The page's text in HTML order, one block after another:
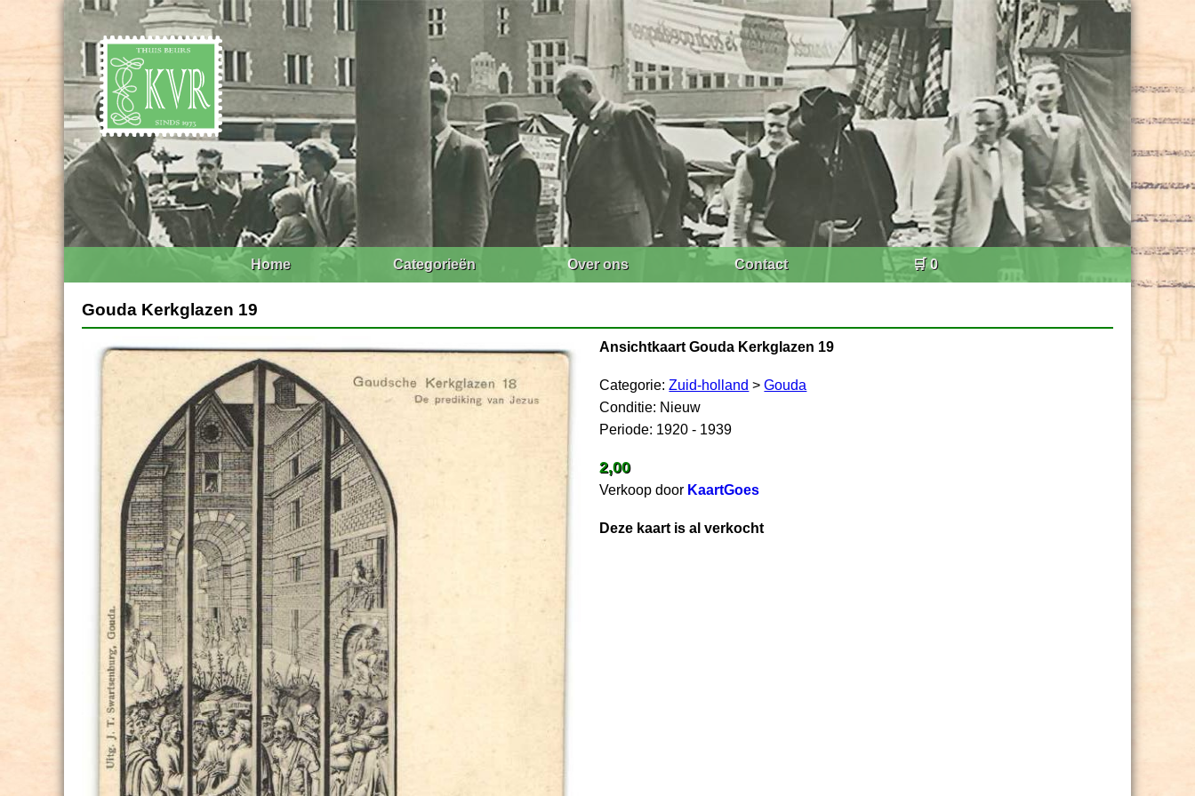
Home Categorieën Over ons Contact 🛒 0
Gouda Kerkglazen 19
Ansichtkaart Gouda Kerkglazen 19
Categorie:Zuid-holland >Gouda
Conditie: Nieuw
Periode: 1920 - 1939
2,00
Verkoop door KaartGoes
Deze kaart is al verkocht